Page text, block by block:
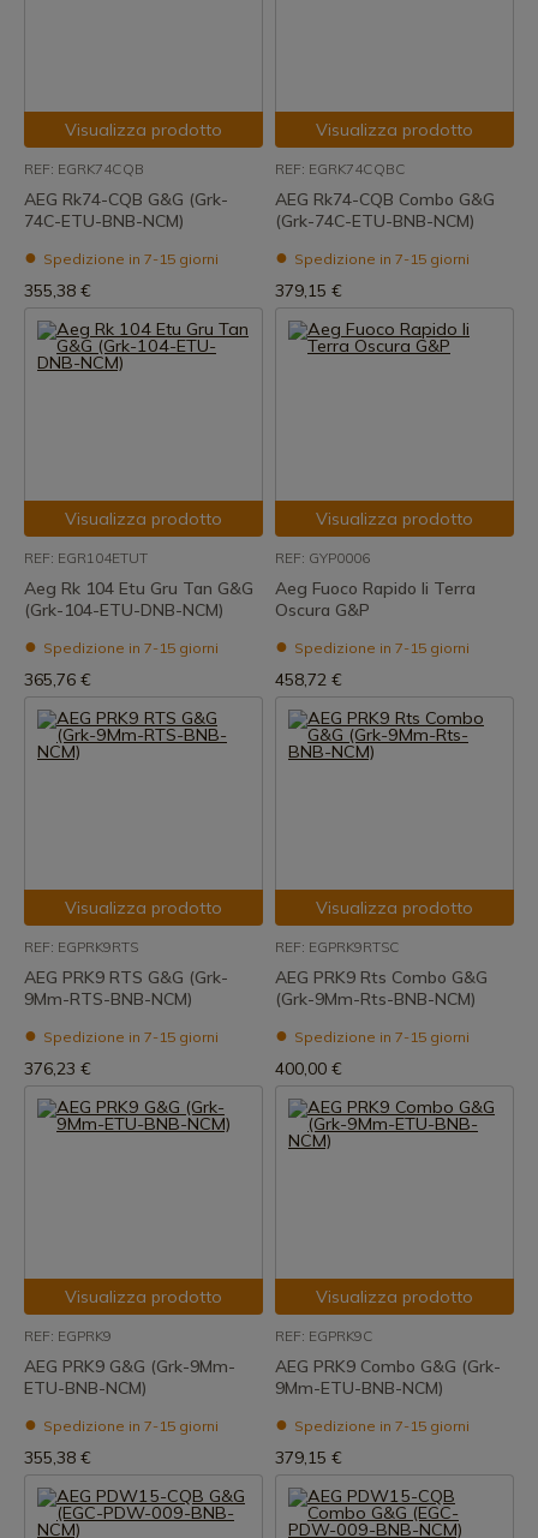
Visualizza prodotto
REF: EGRK74CQB
AEG Rk74-CQB G&G (Grk-
74C-ETU-BNB-NCM)
Spedizione in 7-15 giorni
355,38 €
Visualizza prodotto
REF: EGRK74CQBC
AEG Rk74-CQB Combo G&G
(Grk-74C-ETU-BNB-NCM)
Spedizione in 7-15 giorni
379,15 €
Visualizza prodotto
REF: EGR104ETUT
Aeg Rk 104 Etu Gru Tan G&G
(Grk-104-ETU-DNB-NCM)
Spedizione in 7-15 giorni
365,76 €
Visualizza prodotto
REF: GYP0006
Aeg Fuoco Rapido Ii Terra
Oscura G&P
Spedizione in 7-15 giorni
458,72 €
Visualizza prodotto
REF: EGPRK9RTS
AEG PRK9 RTS G&G (Grk-
9Mm-RTS-BNB-NCM)
Spedizione in 7-15 giorni
376,23 €
Visualizza prodotto
REF: EGPRK9RTSC
AEG PRK9 Rts Combo G&G
(Grk-9Mm-Rts-BNB-NCM)
Spedizione in 7-15 giorni
400,00 €
Visualizza prodotto
REF: EGPRK9
AEG PRK9 G&G (Grk-9Mm-
ETU-BNB-NCM)
Spedizione in 7-15 giorni
355,38 €
Visualizza prodotto
REF: EGPRK9C
AEG PRK9 Combo G&G (Grk-
9Mm-ETU-BNB-NCM)
Spedizione in 7-15 giorni
379,15 €